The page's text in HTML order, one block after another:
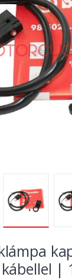
kábellel |